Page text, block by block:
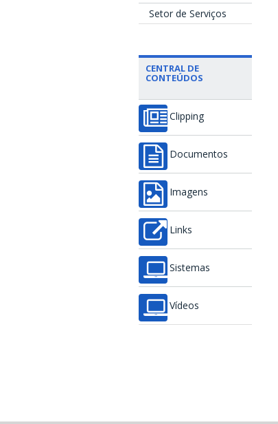
Setor de Serviços
CENTRAL DE
CONTEÚDOS
Clipping
Documentos
Imagens
Links
Sistemas
Vídeos